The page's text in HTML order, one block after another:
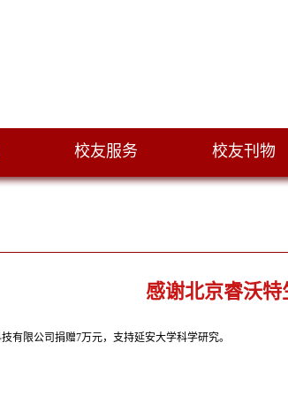
校友服务 校友刊物
感谢北京睿沃
有限公司 捐赠7万元，支持延安大学科学研究。